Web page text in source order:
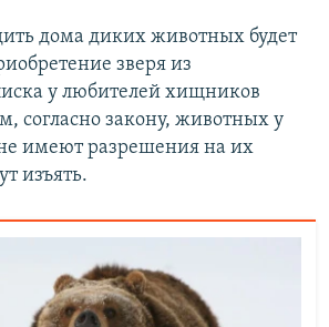
дома диких животных будет
зверя из
у любителей хищников
согласно закону, животных у
имеют разрешения на их
изъять.